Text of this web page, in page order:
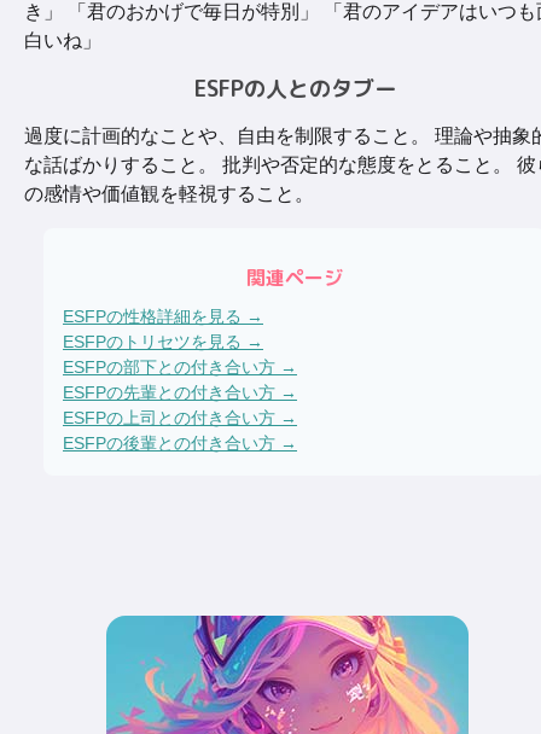
き」 「君のおかげで毎日が特別」 「君のアイデアはいつも
白いね」
ESFPの人とのタブー
過度に計画的なことや、自由を制限すること。 理論や抽象
な話ばかりすること。 批判や否定的な態度をとること。 彼
の感情や価値観を軽視すること。
関連ページ
ESFPの性格詳細を見る →
ESFPのトリセツを見る →
ESFPの部下との付き合い方 →
ESFPの先輩との付き合い方 →
ESFPの上司との付き合い方 →
ESFPの後輩との付き合い方 →